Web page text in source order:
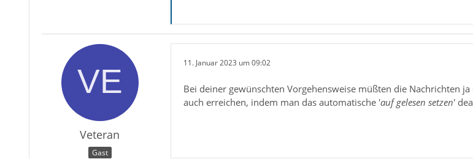
Veteran
Gast
11. Januar 2023 um 09:02
Bei deiner gewünschten Vorgehensweise müßten die Nachrichten
auch erreichen, indem man das automatische 'auf gelesen setzen'